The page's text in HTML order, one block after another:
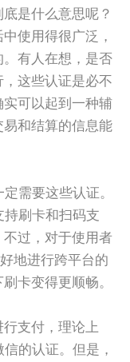
是什么意思呢？
使用得很广泛，
有人在想，是否
这些认证是必不
可以起到一种辅
和结算的信息能
需要这些认证。
刷卡和扫码支
过，对于使用者
地进行跨平台的
卡变得更顺畅。
支付，理论上
的认证。但是，